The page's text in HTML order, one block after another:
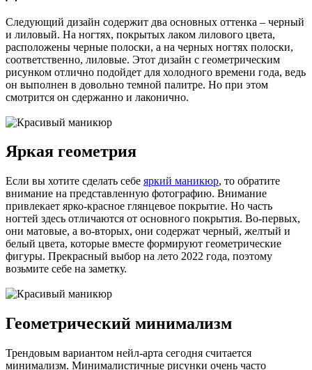
Следующий дизайн содержит два основных оттенка – черный
и лиловый. На ногтях, покрытых лаком лилового цвета,
расположены черные полоски, а на черных ногтях полоски,
соответственно, лиловые. Этот дизайн с геометрическим
рисунком отлично подойдет для холодного времени года, ведь
он выполнен в довольно темной палитре. Но при этом
смотрится он сдержанно и лаконично.
Яркая геометрия
Если вы хотите сделать себе яркий маникюр, то обратите
внимание на представленную фотографию. Внимание
привлекает ярко-красное глянцевое покрытие. Но часть
ногтей здесь отличаются от основного покрытия. Во-первых,
они матовые, а во-вторых, они содержат черный, желтый и
белый цвета, которые вместе формируют геометрические
фигуры. Прекрасный выбор на лето 2022 года, поэтому
возьмите себе на заметку.
Геометрический минимализм
Трендовым вариантом нейл-арта сегодня считается
минимализм. Минималистичные рисунки очень часто